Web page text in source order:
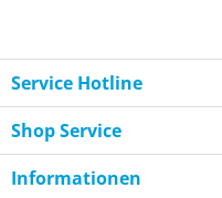
Service Hotline
Shop Service
Informationen